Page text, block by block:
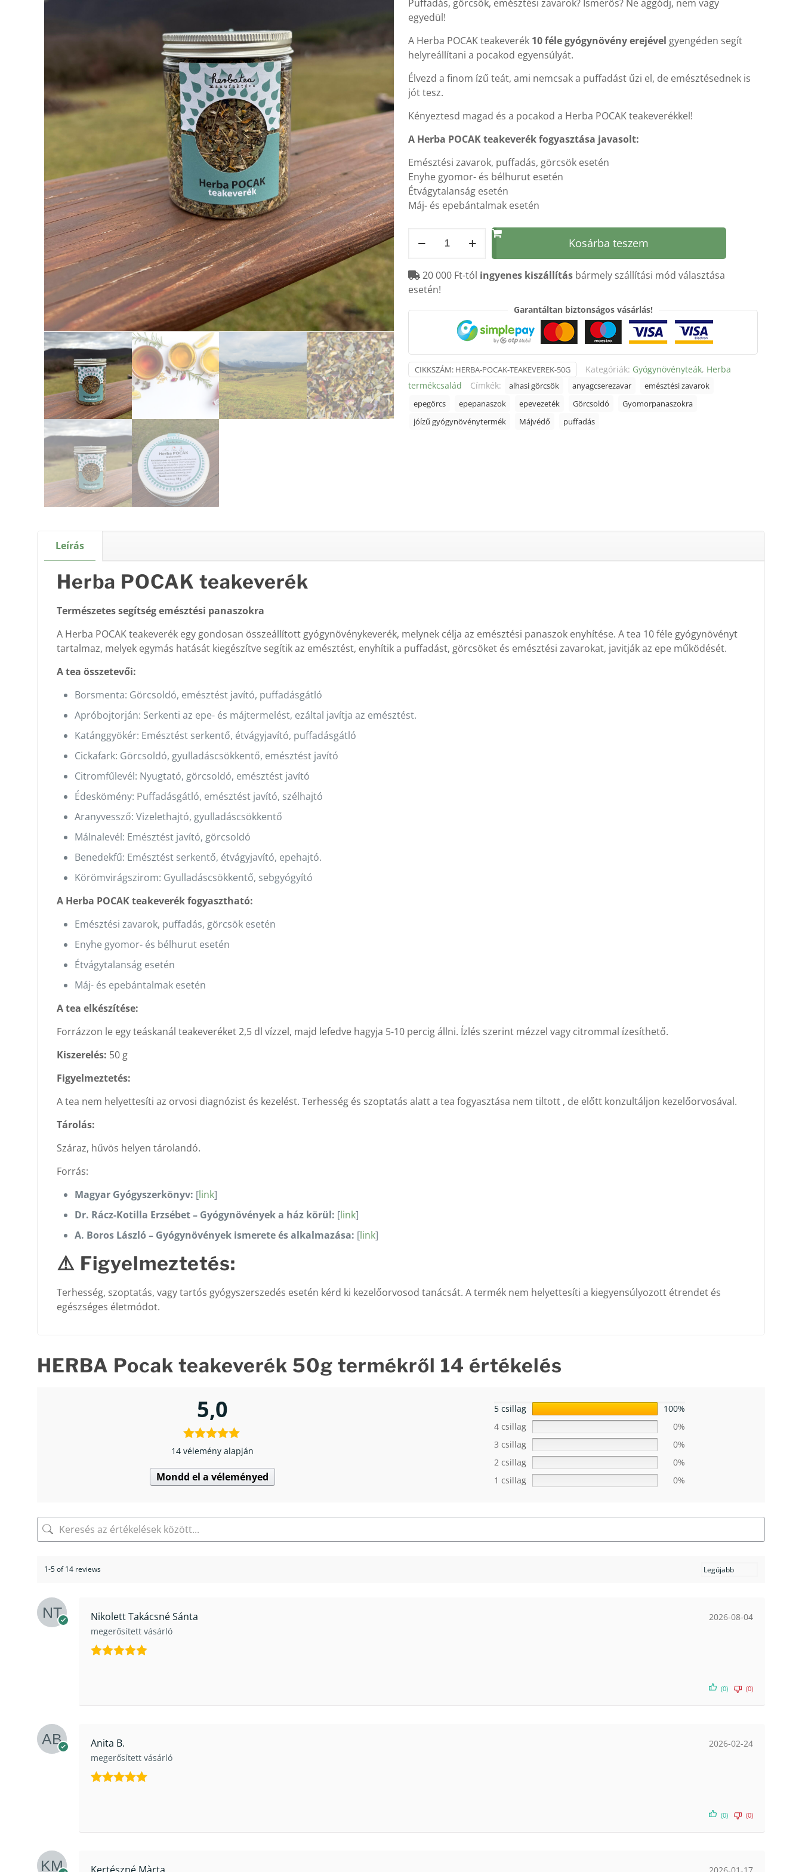
Puffadás, görcsök, emésztési zavarok? Ismerős? Ne aggódj, nem vagy
egyedül!
A Herba POCAK teakeverék 10 féle gyógynövény erejével gyengéden segít
helyreállítani a pocakod egyensúlyát.
Élvezd a finom ízű teát, ami nemcsak a puffadást űzi el, de emésztésednek is
jót tesz.
Kényeztesd magad és a pocakod a Herba POCAK teakeverékkel!
A Herba POCAK teakeverék fogyasztása javasolt:
Emésztési zavarok, puffadás, görcsök esetén
Enyhe gyomor- és bélhurut esetén
Étvágytalanság esetén
Máj- és epebántalmak esetén
Pocak
50g
mennyiség
Kosárba teszem
20 000 Ft-tól ingyenes kiszállítás bármely szállítási mód választása
esetén!
Garantáltan biztonságos vásárlás!
CIKKSZÁM: HERBA-POCAK-TEAKEVEREK-50G Kategóriák: Gyógynövényteák, Herba
termékcsalád
Címkék: alhasi görcsök anyagcserezavar
emésztési zavarok
epegörcs
epepanaszok epevezeték Görcsoldó
Gyomorpanaszokra
jóízű gyógynövénytermék
Májvédő puffadás
Leírás
Herba POCAK teakeverék
Természetes segítség emésztési panaszokra
A Herba POCAK teakeverék egy gondosan összeállított gyógynövénykeverék, melynek célja az emésztési panaszok enyhítése. A tea 10 féle gyógynövényt
tartalmaz, melyek egymás hatását kiegészítve segítik az emésztést, enyhítik a puffadást, görcsöket és emésztési zavarokat, javitják az epe működését.
A tea összetevői:
Borsmenta: Görcsoldó, emésztést javító, puffadásgátló
Apróbojtorján: Serkenti az epe- és májtermelést, ezáltal javítja az emésztést.
Katánggyökér: Emésztést serkentő, étvágyjavító, puffadásgátló
Cickafark: Görcsoldó, gyulladáscsökkentő, emésztést javító
Citromfűlevél: Nyugtató, görcsoldó, emésztést javító
Édeskömény: Puffadásgátló, emésztést javító, szélhajtó
Aranyvessző: Vizelethajtó, gyulladáscsökkentő
Málnalevél: Emésztést javító, görcsoldó
Benedekfű: Emésztést serkentő, étvágyjavító, epehajtó.
Körömvirágszirom: Gyulladáscsökkentő, sebgyógyító
A Herba POCAK teakeverék fogyasztható:
Emésztési zavarok, puffadás, görcsök esetén
Enyhe gyomor- és bélhurut esetén
Étvágytalanság esetén
Máj- és epebántalmak esetén
A tea elkészítése:
Forrázzon le egy teáskanál teakeveréket 2,5 dl vízzel, majd lefedve hagyja 5-10 percig állni. Ízlés szerint mézzel vagy citrommal ízesíthető.
Kiszerelés: 50 g
Figyelmeztetés:
A tea nem helyettesíti az orvosi diagnózist és kezelést. Terhesség és szoptatás alatt a tea fogyasztása nem tiltott , de előtt konzultáljon kezelőorvosával.
Tárolás:
Száraz, hűvös helyen tárolandó.
Forrás:
Magyar Gyógyszerkönyv: [link]
Dr. Rácz-Kotilla Erzsébet – Gyógynövények a ház körül: [link]
A. Boros László – Gyógynövények ismerete és alkalmazása: [link]
⚠️ Figyelmeztetés:
Terhesség, szoptatás, vagy tartós gyógyszerszedés esetén kérd ki kezelőorvosod tanácsát. A termék nem helyettesíti a kiegyensúlyozott étrendet és
egészséges életmódot.
HERBA Pocak teakeverék 50g termékről 14 értékelés
5,0
14 vélemény alapján
Mondd el a véleményed
5 csillag
100%
4 csillag
0%
3 csillag
0%
2 csillag
0%
1 csillag
0%
1-5 of 14 reviews
Nikolett Takácsné Sánta
megerősített vásárló
2026-08-04
(0) (0)
Anita B.
megerősített vásárló
2026-02-24
(0) (0)
Kertészné Màrta 2026-01-17